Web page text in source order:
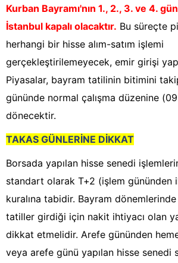
Kurban Bayramı'nın 1., 2., 3. ve 4.
İstanbul kapalı olacaktır. Bu süreçte
herhangi bir hisse alım-satım işlemi
gerçekleştirilemeyecek, emir girişi
Piyasalar, bayram tatilinin bitimini
gününde normal çalışma düzenine
dönecektir.
TAKAS GÜNLERİNE DİKKAT
Borsada yapılan hisse senedi
standart olarak T+2 (işlem gününden
kuralına tabidir. Bayram
tatiller girdiği için nakit ihtiyacı olan
dikkat etmelidir. Arefe gününden
veya arefe günü yapılan hisse senedi